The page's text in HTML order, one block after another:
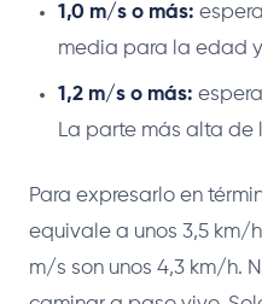
1,0 m/s o más:
media para la edad y
1,2 m/s o más:
La parte más alta de
Para expresarlo en
equivale a unos 3,5 km/
m/s son unos 4,3 km/h.